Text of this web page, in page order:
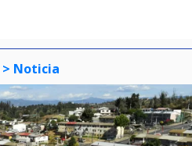
> Noticia